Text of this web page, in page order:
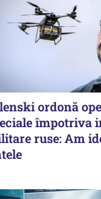
ordonă
împotriva
ruse: Am